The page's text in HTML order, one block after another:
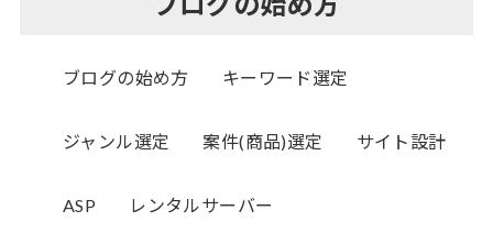
ブログの始め方 キーワード選定
ジャンル選定 案件(商品)選定 サイト設計
ASP レンタルサーバー